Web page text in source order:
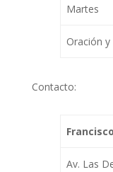
Martes
Oración
Contacto:
Av. Las